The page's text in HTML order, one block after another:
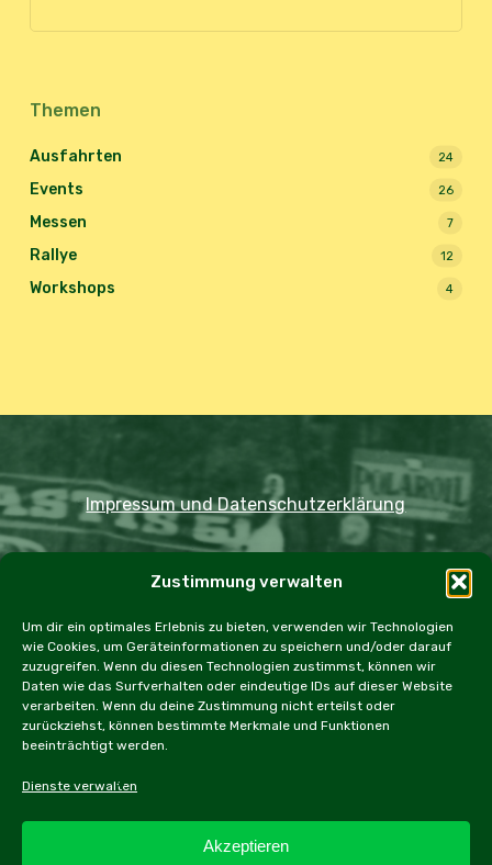
Zustimmung verwalten
Um dir ein optimales Erlebnis zu bieten, verwenden wir Technologien
wie Cookies, um Geräteinformationen zu speichern und/oder darauf
zuzugreifen. Wenn du diesen Technologien zustimmst, können wir
Daten wie das Surfverhalten oder eindeutige IDs auf dieser Website
verarbeiten. Wenn du deine Zustimmung nicht erteilst oder
zurückziehst, können bestimmte Merkmale und Funktionen
beeinträchtigt werden.
Dienste verwalten
Akzeptieren
Themen
Ausfahrten 24
Events 26
Messen 7
Rallye 12
Workshops 4
Impressum und Datenschutzerklärung
Home Ausfahrten Rallye
Events
Messen
Workshops Cookie Policy (EU)
facebook